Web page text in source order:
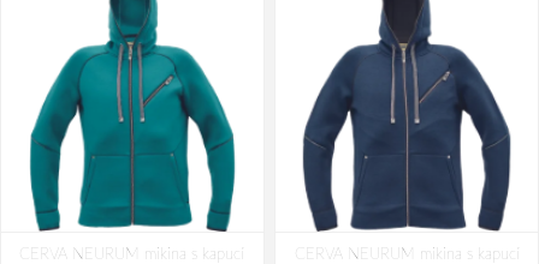
CERVA NEURUM mikina s kapucí
CERVA NEURUM mikina s kapucí